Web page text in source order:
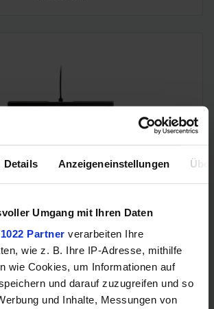
Details Anzeigeneinstellungen
Umgang mit Ihren Daten
Partner verarbeiten Ihre
wie z. B. Ihre IP-Adresse, mithilfe
wie Cookies, um Informationen auf
und darauf zuzugreifen und so
und Inhalte, Messungen von
3 (65%, Glorious Fox MX Linear 50M,
schallgedämmt, Drehregler, "GPBT